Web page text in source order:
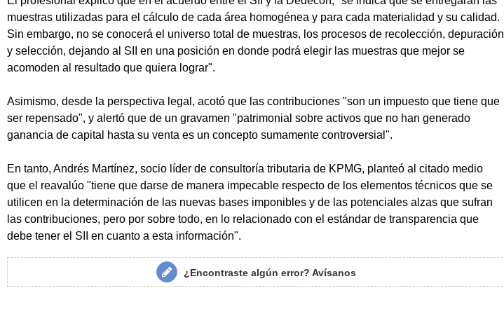
muestras utilizadas para el cálculo de cada área homogénea y para cada materialidad y su calidad.
Sin embargo, no se conocerá el universo total de muestras, los procesos de recolección, depuración
y selección, dejando al SII en una posición en donde podrá elegir las muestras que mejor se
acomoden al resultado que quiera lograr".
Asimismo, desde la perspectiva legal, acotó que las contribuciones "son un impuesto que tiene que
ser repensado", y alertó que de un gravamen "patrimonial sobre activos que no han generado
ganancia de capital hasta su venta es un concepto sumamente controversial".
En tanto, Andrés Martínez, socio líder de consultoría tributaria de KPMG, planteó al citado medio
que el reavalúo "tiene que darse de manera impecable respecto de los elementos técnicos que se
utilicen en la determinación de las nuevas bases imponibles y de las potenciales alzas que sufran
las contribuciones, pero por sobre todo, en lo relacionado con el estándar de transparencia que
debe tener el SII en cuanto a esta información".
¿Encontraste algún error?Avísanos